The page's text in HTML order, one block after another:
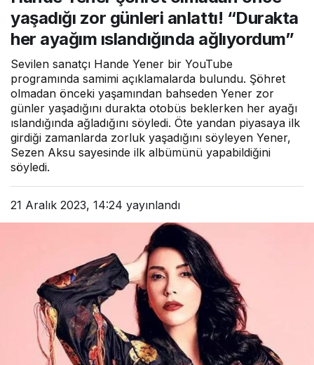
ayağım ıslandığında
ağlıyordum”
yaşadığı zor günleri anlattı! “Durakta
her ayağım ıslandığında ağlıyordum”
Sevilen sanatçı Hande Yener bir YouTube
programında samimi açıklamalarda bulundu. Şöhret
olmadan önceki yaşamından bahseden Yener zor
günler yaşadığını durakta otobüs beklerken her ayağı
ıslandığında ağladığını söyledi. Öte yandan piyasaya ilk
girdiği zamanlarda zorluk yaşadığını söyleyen Yener,
Sezen Aksu sayesinde ilk albümünü yapabildiğini
söyledi.
21 Aralık 2023, 14:24 yayınlandı